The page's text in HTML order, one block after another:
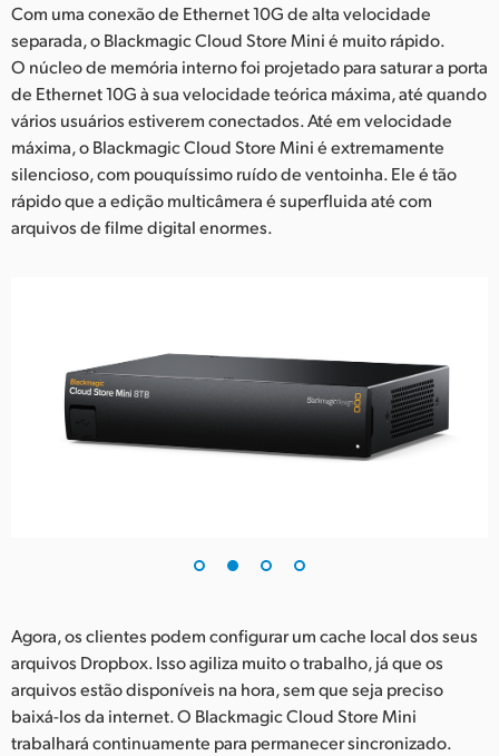
Com uma conexão de Ethernet 10G de alta velocidade
separada, o Blackmagic Cloud Store Mini é muito rápido.
O núcleo de memória interno foi projetado para saturar a porta
de Ethernet 10G à sua velocidade teórica máxima, até quando
vários usuários estiverem conectados. Até em velocidade
máxima, o Blackmagic Cloud Store Mini é extremamente
silencioso, com pouquíssimo ruído de ventoinha. Ele é tão
rápido que a edição multicâmera é superfluida até com
arquivos de filme digital enormes.
Agora, os clientes podem configurar um cache local dos seus
arquivos Dropbox. Isso agiliza muito o trabalho, já que os
arquivos estão disponíveis na hora, sem que seja preciso
baixá-los da internet. O Blackmagic Cloud Store Mini
trabalhará continuamente para permanecer sincronizado.